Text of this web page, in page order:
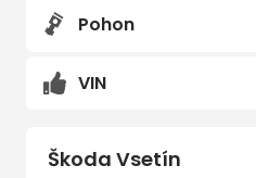
Pohon
VIN
Škoda Vsetín